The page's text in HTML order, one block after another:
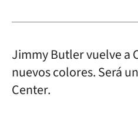
Jimmy Butler vuelve a
nuevos colores. Será
Center.